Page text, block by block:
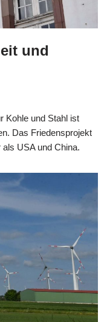
und
Kohle und Stahl ist
Das Friedensprojekt
USA und China.